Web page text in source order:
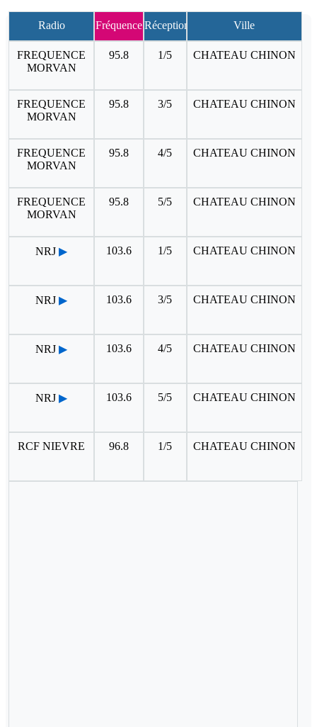
Radio FréquenceRéception Ville
FREQUENCE
MORVAN
95.8 1/5 CHATEAU CHINON
FREQUENCE
MORVAN
95.8 3/5 CHATEAU CHINON
FREQUENCE
MORVAN
95.8 4/5 CHATEAU CHINON
FREQUENCE
MORVAN
95.8 5/5 CHATEAU CHINON
NRJ ▶ 103.6 1/5 CHATEAU CHINON
NRJ ▶ 103.6 3/5 CHATEAU CHINON
NRJ ▶ 103.6 4/5 CHATEAU CHINON
NRJ ▶ 103.6 5/5 CHATEAU CHINON
RCF NIEVRE 96.8 1/5 CHATEAU CHINON